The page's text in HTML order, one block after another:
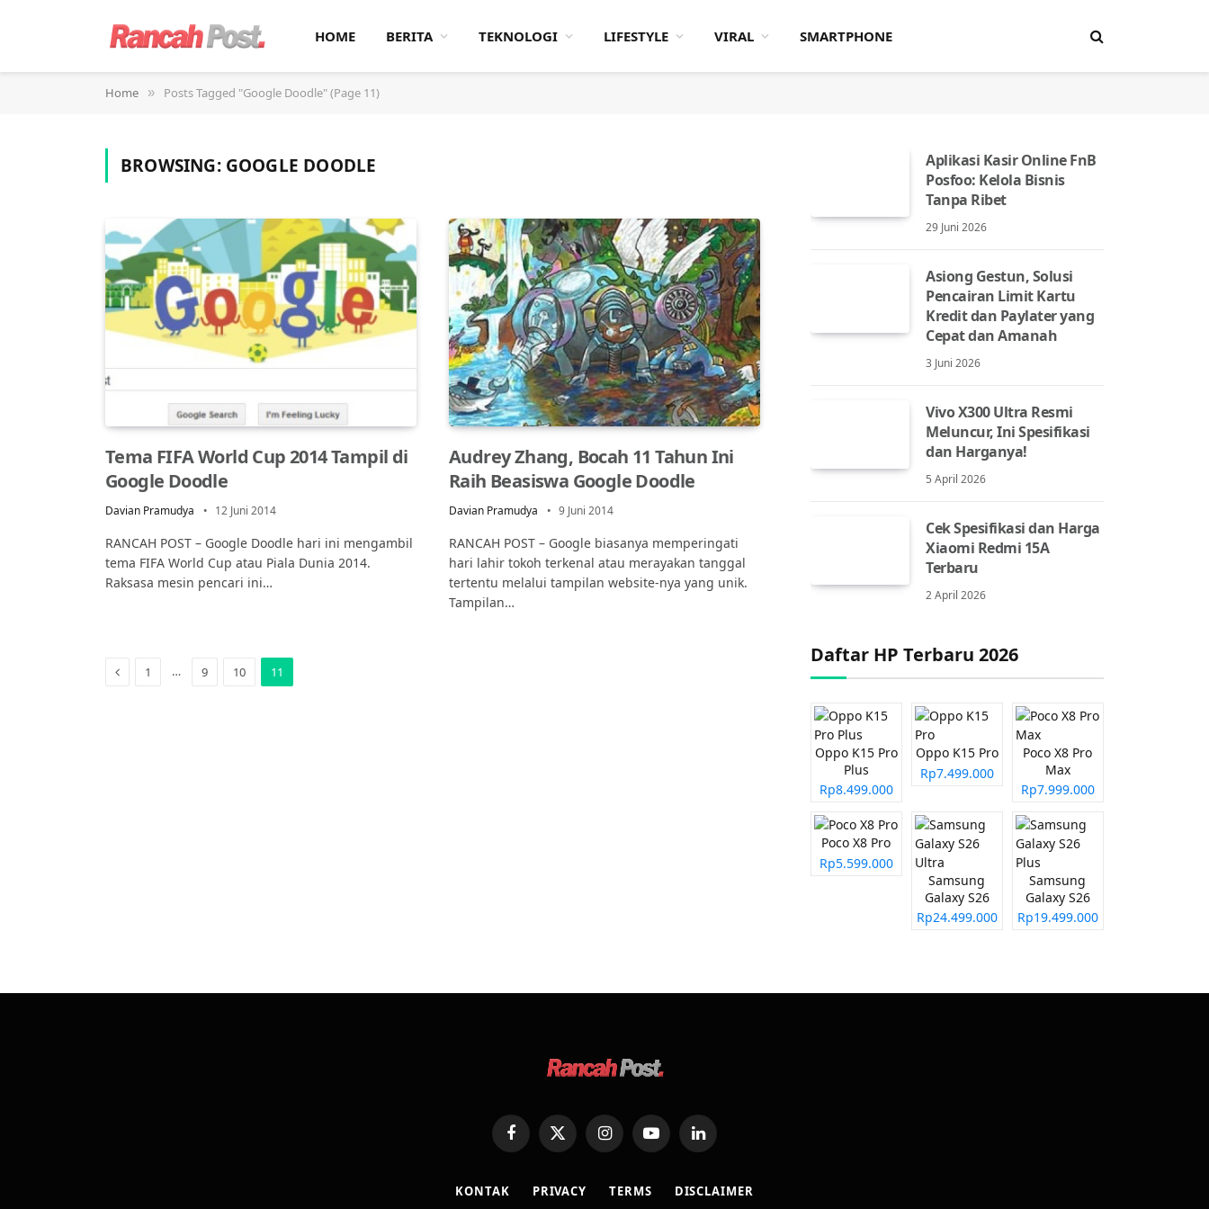
HOME BERITA TEKNOLOGI LIFESTYLE VIRAL SMARTPHONE
Home » Posts Tagged "Google Doodle" (Page 11)
BROWSING: GOOGLE DOODLE
Tema FIFA World Cup 2014 Tampil di
Google Doodle
Davian Pramudya 12 Juni 2014
RANCAH POST – Google Doodle hari ini mengambil
tema FIFA World Cup atau Piala Dunia 2014.
Raksasa mesin pencari ini…
Audrey Zhang, Bocah 11 Tahun Ini
Raih Beasiswa Google Doodle
Davian Pramudya 9 Juni 2014
RANCAH POST – Google biasanya memperingati
hari lahir tokoh terkenal atau merayakan tanggal
tertentu melalui tampilan website-nya yang unik.
Tampilan…
Previous
1 … 9 10 11
Aplikasi Kasir Online FnB
Posfoo: Kelola Bisnis
Tanpa Ribet
29 Juni 2026
Asiong Gestun, Solusi
Pencairan Limit Kartu
Kredit dan Paylater yang
Cepat dan Amanah
3 Juni 2026
Vivo X300 Ultra Resmi
Meluncur, Ini Spesifikasi
dan Harganya!
5 April 2026
Cek Spesifikasi dan Harga
Xiaomi Redmi 15A
Terbaru
2 April 2026
Daftar HP Terbaru 2026
Oppo K15 Pro
Plus
Rp8.499.000
Oppo K15 Pro
Rp7.499.000
Poco X8 Pro
Max
Rp7.999.000
Poco X8 Pro
Rp5.599.000
Samsung
Galaxy S26
Ultra
Rp24.499.000
Samsung
Galaxy S26
Plus
Rp19.499.000
FacebookX
(Twitter)
InstagramYouTubeLinkedIn
KONTAK PRIVACY TERMS DISCLAIMER